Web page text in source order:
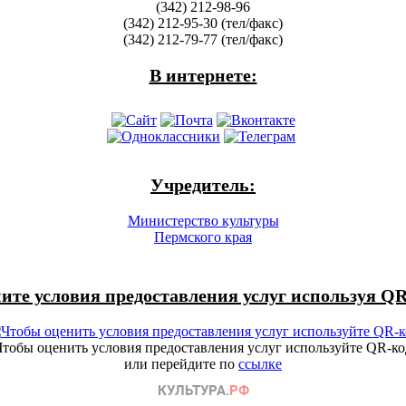
(342) 212-98-96
(342) 212-95-30 (тел/факс)
(342) 212-79-77 (тел/факс)
В интернете:
Учредитель:
Министерство культуры
Пермского края
условия предоставления услуг используя
оценить условия предоставления услуг используйте QR-
или перейдите по ссылке